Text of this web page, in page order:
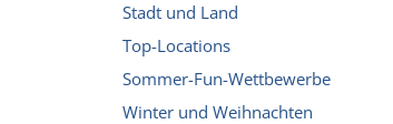
Stadt und Land
Top-Locations
Sommer-Fun-Wettbewerbe
Winter und Weihnachten